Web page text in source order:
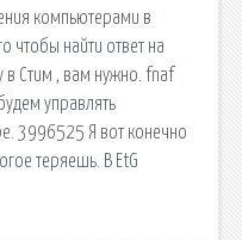
компьютерами в
чтобы найти ответ на
в Стим , вам нужно. fnaf
управлять
3996525 Я вот конечно
теряешь. В EtG